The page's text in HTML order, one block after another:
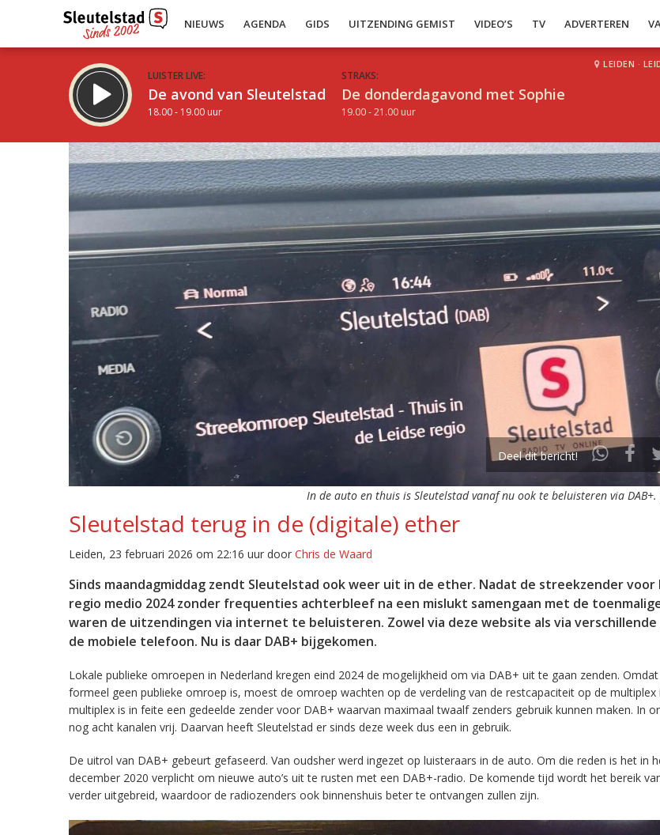
NIEUWS AGENDA GIDS UITZENDING GEMIST VIDEO’S TV ADVERTEREN
LUISTER LIVE:
De avond van Sleutelstad
18.00 - 19.00 uur
STRAKS:
De donderdagavond met Sophie
19.00 - 21.00 uur
LEIDEN ·
Deel dit bericht!
In de auto en thuis is Sleutelstad vanaf nu ook te beluisteren via
Sleutelstad terug in de (digitale) ether
Leiden, 23 februari 2026 om 22:16 uur door Chris de Waard
Sinds maandagmiddag zendt Sleutelstad ook weer uit in de ether. Nadat de streekzender voor
regio medio 2024 zonder frequenties achterbleef na een mislukt samengaan met de
waren de uitzendingen via internet te beluisteren. Zowel via deze website als via
de mobiele telefoon. Nu is daar DAB+ bijgekomen.
Lokale publieke omroepen in Nederland kregen eind 2024 de mogelijkheid om via DAB+ uit te gaan zenden.
formeel geen publieke omroep is, moest de omroep wachten op de verdeling van de restcapaciteit op de multiplex
multiplex is in feite een gedeelde zender voor DAB+ waarvan maximaal twaalf zenders gebruik kunnen maken. In
nog acht kanalen vrij. Daarvan heeft Sleutelstad er sinds deze week dus een in gebruik.
De uitrol van DAB+ gebeurt gefaseerd. Van oudsher werd ingezet op luisteraars in de auto. Om die reden is het in
december 2020 verplicht om nieuwe auto’s uit te rusten met een DAB+-radio. De komende tijd wordt het bereik
verder uitgebreid, waardoor de radiozenders ook binnenshuis beter te ontvangen zullen zijn.